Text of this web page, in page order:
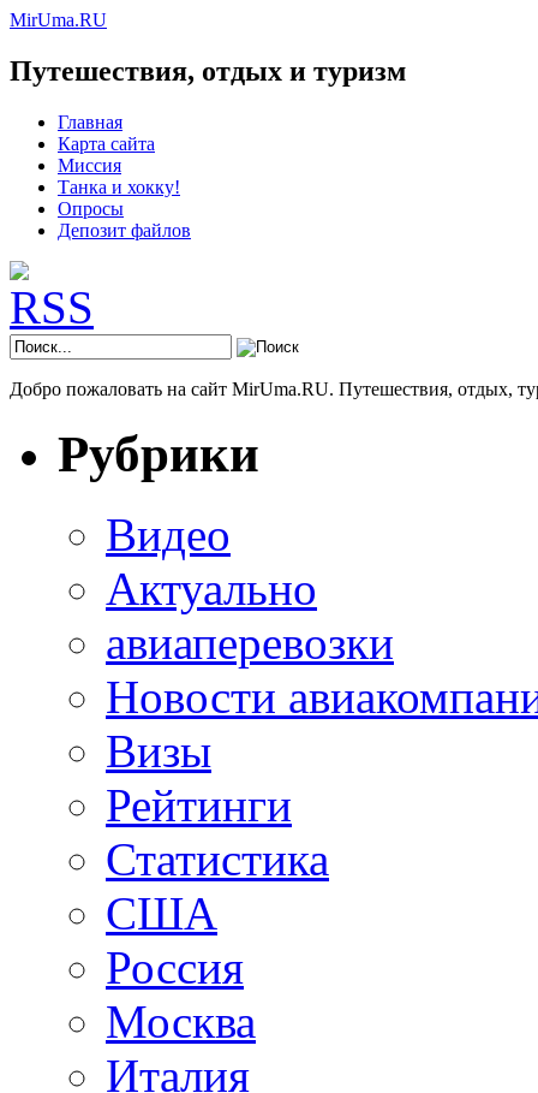
MirUma.RU
Путешествия, отдых и туризм
Главная
Карта сайта
Миссия
Танка и хокку!
Опросы
Депозит файлов
Добро пожаловать на сайт MirUma.RU. Путешествия, отдых,
Рубрики
Видео
Актуально
авиаперевозки
Новости
Визы
Рейтинги
Статистика
США
Россия
Москва
Италия